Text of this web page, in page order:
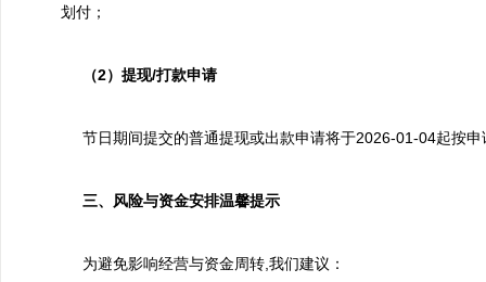
划付；
（2） 提现/打款申请
节日期间提交的普通提现或出款申请将于2026-01-04起按
三、风险与资金安排温馨提示
为避免影响经营与资金周转,我们建议：